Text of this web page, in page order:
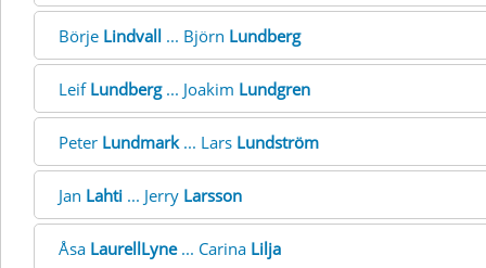
Börje Lindvall ... Björn Lundberg
Leif Lundberg... Joakim Lundgren
Peter Lundmark... Lars Lundström
Jan Lahti ... Jerry Larsson
Åsa LaurellLyne... Carina Lilja